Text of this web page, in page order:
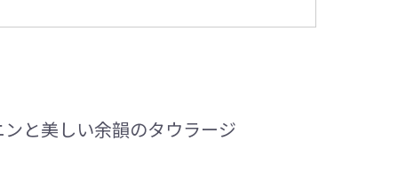
と美しい余韻のタウラージ